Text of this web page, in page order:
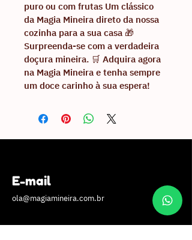
puro ou com frutas Um clássico
da Magia Mineira direto da nossa
cozinha para a sua casa 🎁
Surpreenda-se com a verdadeira
doçura mineira. 🛒 Adquira agora
na Magia Mineira e tenha sempre
um doce carinho à sua espera!
E-mail
ola@magiamineira.com.br